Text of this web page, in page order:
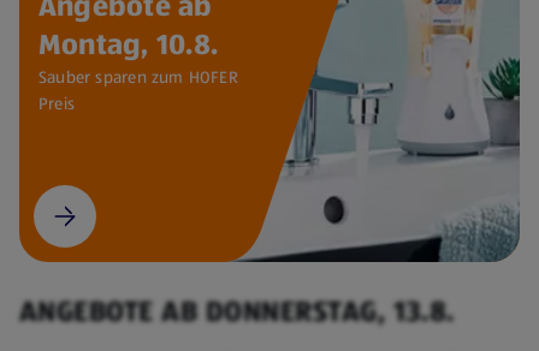
Montag, 10.8.
Sauber sparen zum HOFER
Preis
ANGEBOTE AB DONNERSTAG, 13.8.